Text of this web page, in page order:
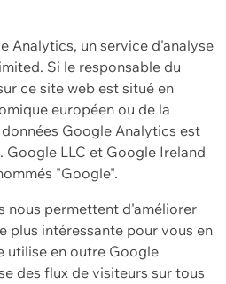
Analytics, un service d'analyse
Si le responsable du
ce site web est situé en
européen ou de la
Google Analytics est
Google LLC et Google Ireland
"Google".
nous permettent d'améliorer
plus intéressante pour vous en
utilise en outre Google
des flux de visiteurs sur tous